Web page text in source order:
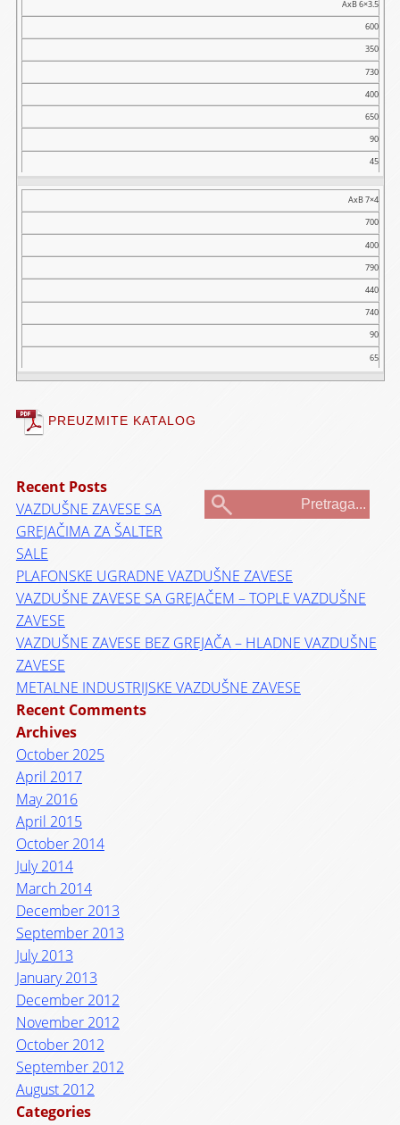
AxB 6×3.5
600
350
730
400
650
90
45
AxB 7×4
700
400
790
440
740
90
65
PREUZMITE KATALOG
Recent Posts
VAZDUŠNE ZAVESE SA
GREJAČIMA ZA ŠALTER
SALE
PLAFONSKE UGRADNE VAZDUŠNE ZAVESE
VAZDUŠNE ZAVESE SA GREJAČEM – TOPLE VAZDUŠNE
ZAVESE
VAZDUŠNE ZAVESE BEZ GREJAČA – HLADNE VAZDUŠNE
ZAVESE
METALNE INDUSTRIJSKE VAZDUŠNE ZAVESE
Recent Comments
Archives
October 2025
April 2017
May 2016
April 2015
October 2014
July 2014
March 2014
December 2013
September 2013
July 2013
January 2013
December 2012
November 2012
October 2012
September 2012
August 2012
Categories